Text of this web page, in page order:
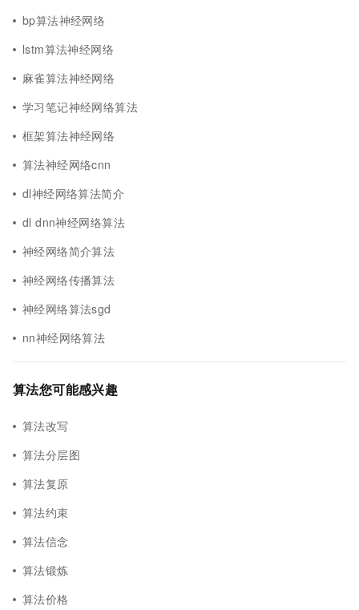
bp算法神经网络
lstm算法神经网络
麻雀算法神经网络
学习笔记神经网络算法
框架算法神经网络
算法神经网络cnn
dl神经网络算法简介
dl dnn神经网络算法
神经网络简介算法
神经网络传播算法
神经网络算法sgd
nn神经网络算法
算法您可能感兴趣
算法改写
算法分层图
算法复原
算法约束
算法信念
算法锻炼
算法价格